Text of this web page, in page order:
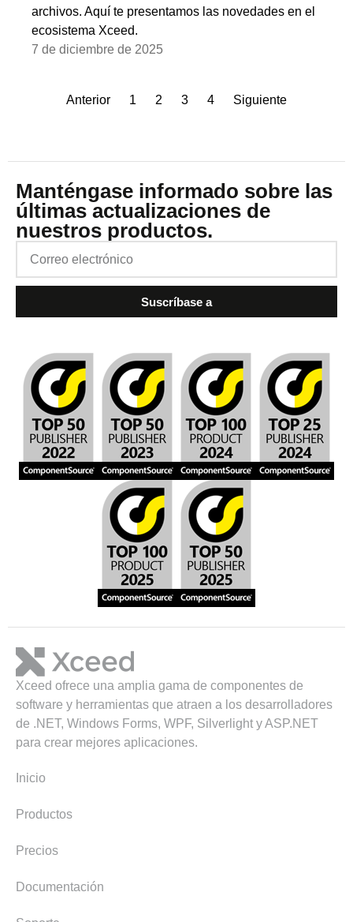
archivos. Aquí te presentamos las novedades en el
ecosistema Xceed.
7 de diciembre de 2025
Anterior 1 2 3 4 Siguiente
Manténgase informado sobre las
últimas actualizaciones de
nuestros productos.
Suscríbase a
Xceed ofrece una amplia gama de componentes de
software y herramientas que atraen a los desarrolladores
de .NET, Windows Forms, WPF, Silverlight y ASP.NET
para crear mejores aplicaciones.
Inicio
Productos
Precios
Documentación